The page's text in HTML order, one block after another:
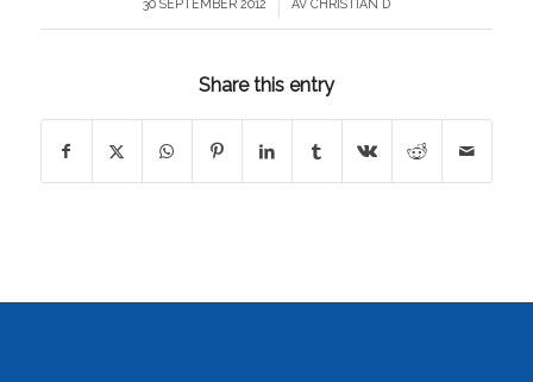
30 SEPTEMBER 2012 AV CHRISTIAN D
Share this entry